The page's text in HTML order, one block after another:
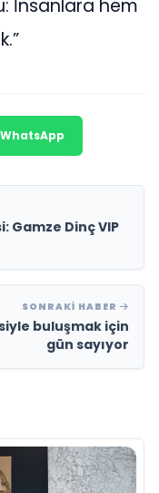
İnsanlara hem
WhatsApp
Gamze Dinç VIP
SONRAKI HABER
buluşmak için
gün sayıyor